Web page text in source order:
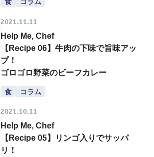
2021.11.11
Help Me, Chef
【Recipe 06】牛肉の下味で旨味アッ
プ！
ゴロゴロ野菜のビーフカレー
食 コラム
2021.10.11
Help Me, Chef
【Recipe 05】リンゴ入りでサッパ
リ！